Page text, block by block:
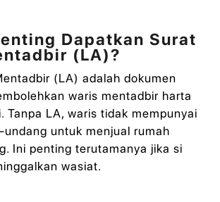
Dapatkan Surat
(LA)?
(LA) adalah dokumen
waris mentadbir harta
Tanpa LA, waris tidak mempunyai
undang untuk menjual rumah
Ini penting terutamanya jika si
wasiat.